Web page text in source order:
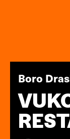
Boro